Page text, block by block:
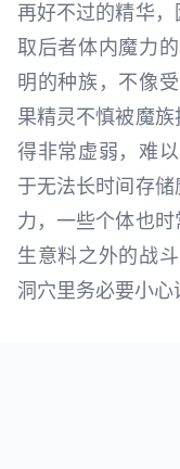
再好不过的精华
取后者体内魔力
明的种族，不像
果精灵不慎被魔
得非常虚弱，难
于无法长时间存
力，一些个体也
生意料之外的战
洞穴里务必要小心